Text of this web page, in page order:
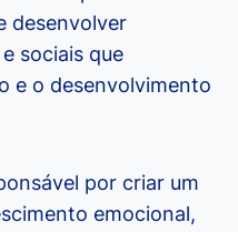
desenvolver
sociais que
e o desenvolvimento
por criar um
emocional,